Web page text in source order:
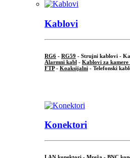
Kablovi
RG6 - RG59 - Strujni kablovi -
Alarmni kabl - Kablovi za kamere
FTP- Koaksijalni - Telefonski
Konektori